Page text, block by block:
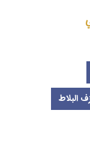
البلاط